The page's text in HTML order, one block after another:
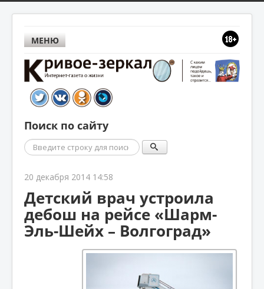
МЕНЮ
Поиск по сайту
Поиск
20 декабря 2014 14:58
Детский врач устроила
дебош на рейсе «Шарм-
Эль-Шейх – Волгоград»